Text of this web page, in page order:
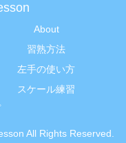
About
習熟方法
左手の使い方
スケール練習
All Rights Reserved.